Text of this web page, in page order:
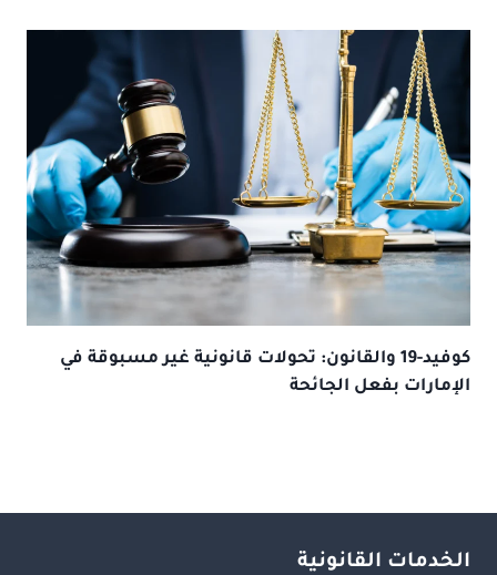
كوفيد-19 والقانون: تحولات قانونية غير مسبوقة في
الإمارات بفعل الجائحة
الخدمات القانونية